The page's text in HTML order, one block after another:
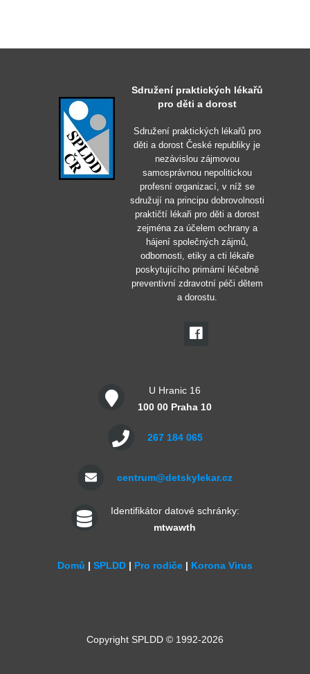
Sdružení praktických lékařů
pro děti a dorost
Sdružení praktických lékařů pro
děti a dorost České republiky je
nezávislou zájmovou
samosprávnou nepolitickou
profesní organizací, v níž se
sdružují na principu dobrovolnosti
praktičtí lékaři pro děti a dorost
zejména za účelem ochrany a
hájení společných zájmů,
odbornosti, etiky a cti lékaře
poskytujícího primární léčebně
preventivní zdravotní péči dětem
a dorostu.
U Hranic 16
100 00 Praha 10
267 184 065
centrum@detskylekar.cz
Identifikátor datové schránky:
mtwawth
Domů | SPLDD | Pro rodiče | Korona Virus
Copyright SPLDD © 1992-2026